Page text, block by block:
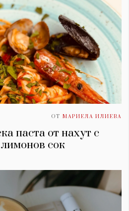
ОТ МАРИЕЛА ИЛИЕВА
паста от нахут с
сок